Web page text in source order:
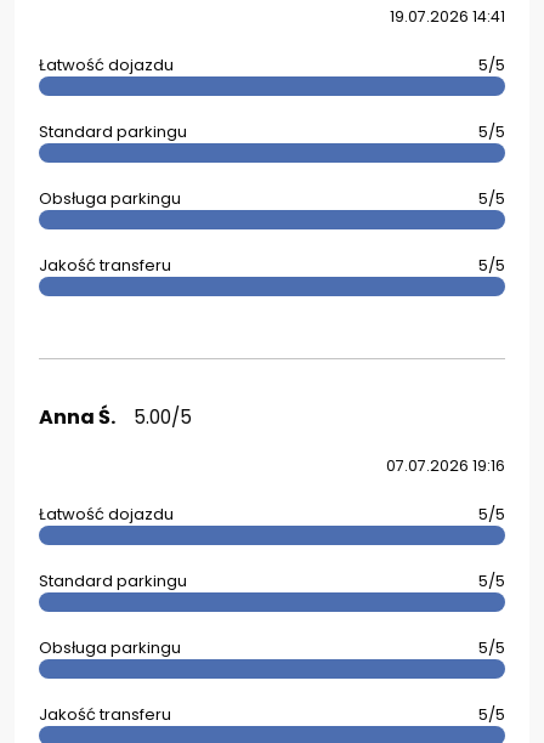
19.07.2026 14:41
Łatwość dojazdu 5/5
Standard parkingu 5/5
Obsługa parkingu 5/5
Jakość transferu 5/5
Anna Ś. 5.00/5
07.07.2026 19:16
Łatwość dojazdu 5/5
Standard parkingu 5/5
Obsługa parkingu 5/5
Jakość transferu 5/5